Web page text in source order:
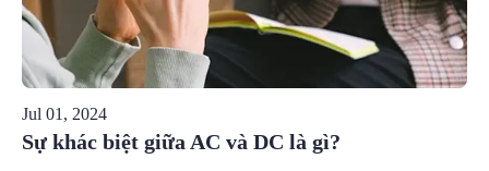
Jul 01, 2024
Sự khác biệt giữa AC và DC là gì?